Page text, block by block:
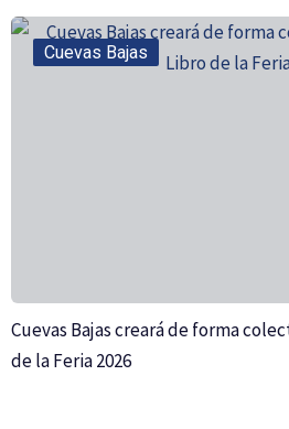
Cuevas Bajas
Cuevas Bajas creará de forma
de la Feria 2026